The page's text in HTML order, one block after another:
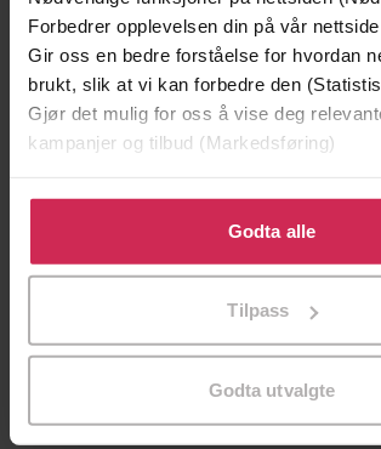
Forbedrer opplevelsen din på vår
Gir oss en bedre forståelse for hvordan
brukt, slik at vi kan forbedre den
Gjør det mulig for oss å vise deg
kampanjer og tilbud (Markedsføring)
Klikk på «Godta alle» for å gi oss ditt
bruke cookies for alle disse formålene.
tilpasse ditt samtykke til spesifikke
Godta alle
Tilpass
Godta utvalgte
199,-
EBOK